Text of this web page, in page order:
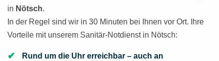
in Nötsch.
In der Regel sind wir in 30 Minuten bei Ihnen vor Ort. Ihre
Vorteile mit unserem Sanitär-Notdienst in Nötsch:
Rund um die Uhr erreichbar – auch an